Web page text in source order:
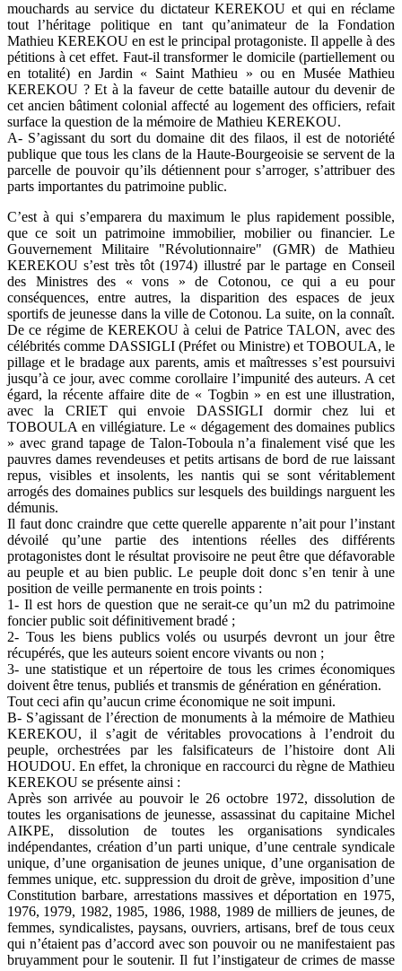
mouchards au service du dictateur KEREKOU et qui en réclame
tout l’héritage politique en tant qu’animateur de la Fondation
Mathieu KEREKOU en est le principal protagoniste. Il appelle à des
pétitions à cet effet. Faut-il transformer le domicile (partiellement ou
en totalité) en Jardin « Saint Mathieu » ou en Musée Mathieu
KEREKOU ? Et à la faveur de cette bataille autour du devenir de
cet ancien bâtiment colonial affecté au logement des officiers, refait
surface la question de la mémoire de Mathieu KEREKOU.
A- S’agissant du sort du domaine dit des filaos, il est de notoriété
publique que tous les clans de la Haute-Bourgeoisie se servent de la
parcelle de pouvoir qu’ils détiennent pour s’arroger, s’attribuer des
parts importantes du patrimoine public.
C’est à qui s’emparera du maximum le plus rapidement possible,
que ce soit un patrimoine immobilier, mobilier ou financier. Le
Gouvernement Militaire "Révolutionnaire" (GMR) de Mathieu
KEREKOU s’est très tôt (1974) illustré par le partage en Conseil
des Ministres des « vons » de Cotonou, ce qui a eu pour
conséquences, entre autres, la disparition des espaces de jeux
sportifs de jeunesse dans la ville de Cotonou. La suite, on la connaît.
De ce régime de KEREKOU à celui de Patrice TALON, avec des
célébrités comme DASSIGLI (Préfet ou Ministre) et TOBOULA, le
pillage et le bradage aux parents, amis et maîtresses s’est poursuivi
jusqu’à ce jour, avec comme corollaire l’impunité des auteurs. A cet
égard, la récente affaire dite de « Togbin » en est une illustration,
avec la CRIET qui envoie DASSIGLI dormir chez lui et
TOBOULA en villégiature. Le « dégagement des domaines publics
» avec grand tapage de Talon-Toboula n’a finalement visé que les
pauvres dames revendeuses et petits artisans de bord de rue laissant
repus, visibles et insolents, les nantis qui se sont véritablement
arrogés des domaines publics sur lesquels des buildings narguent les
démunis.
Il faut donc craindre que cette querelle apparente n’ait pour l’instant
dévoilé qu’une partie des intentions réelles des différents
protagonistes dont le résultat provisoire ne peut être que défavorable
au peuple et au bien public. Le peuple doit donc s’en tenir à une
position de veille permanente en trois points :
1- Il est hors de question que ne serait-ce qu’un m2 du patrimoine
foncier public soit définitivement bradé ;
2- Tous les biens publics volés ou usurpés devront un jour être
récupérés, que les auteurs soient encore vivants ou non ;
3- une statistique et un répertoire de tous les crimes économiques
doivent être tenus, publiés et transmis de génération en génération.
Tout ceci afin qu’aucun crime économique ne soit impuni.
B- S’agissant de l’érection de monuments à la mémoire de Mathieu
KEREKOU, il s’agit de véritables provocations à l’endroit du
peuple, orchestrées par les falsificateurs de l’histoire dont Ali
HOUDOU. En effet, la chronique en raccourci du règne de Mathieu
KEREKOU se présente ainsi :
Après son arrivée au pouvoir le 26 octobre 1972, dissolution de
toutes les organisations de jeunesse, assassinat du capitaine Michel
AIKPE, dissolution de toutes les organisations syndicales
indépendantes, création d’un parti unique, d’une centrale syndicale
unique, d’une organisation de jeunes unique, d’une organisation de
femmes unique, etc. suppression du droit de grève, imposition d’une
Constitution barbare, arrestations massives et déportation en 1975,
1976, 1979, 1982, 1985, 1986, 1988, 1989 de milliers de jeunes, de
femmes, syndicalistes, paysans, ouvriers, artisans, bref de tous ceux
qui n’étaient pas d’accord avec son pouvoir ou ne manifestaient pas
bruyamment pour le soutenir. Il fut l’instigateur de crimes de masse